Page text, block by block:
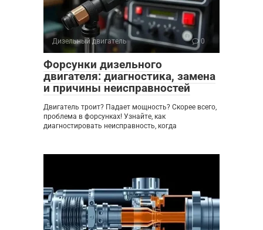
Дизельный двигатель 0
Форсунки дизельного
двигателя: диагностика, замена
и причины неисправностей
Двигатель троит? Падает мощность? Скорее всего,
проблема в форсунках! Узнайте, как
диагностировать неисправность, когда